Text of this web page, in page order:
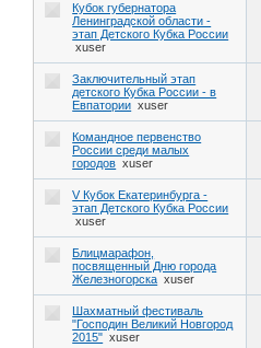
Кубок губернатора
Ленинградской области -
этап Детского Кубка России
xuser
Заключительный этап
детского Кубка России - в
Евпатории xuser
Командное первенство
России среди малых
городов xuser
V Кубок Екатеринбурга -
этап Детского Кубка России
xuser
Блицмарафон,
посвященный Дню города
Железногорска xuser
Шахматный фестиваль
"Господин Великий Новгород
2015" xuser